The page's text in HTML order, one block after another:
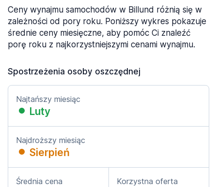
Ceny wynajmu samochodów w Billund różnią się w
zależności od pory roku. Poniższy wykres pokazuje
średnie ceny miesięczne, aby pomóc Ci znaleźć
porę roku z najkorzystniejszymi cenami wynajmu.
Spostrzeżenia osoby oszczędnej
Najtańszy miesiąc
Luty
Najdroższy miesiąc
Sierpień
Średnia cena Korzystna oferta